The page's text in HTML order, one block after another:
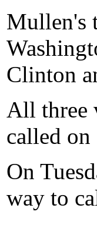
Mullen's
Clinton
All three
called on
On
way to